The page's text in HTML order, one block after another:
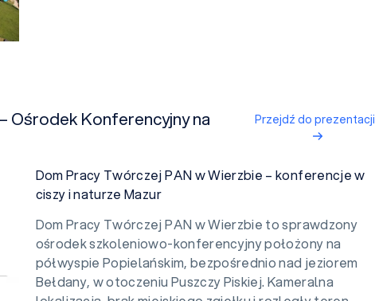
Ośrodek Konferencyjny na
Przejdź do prezentacji
Dom Pracy Twórczej PAN w Wierzbie – konferencje w
ciszy i naturze Mazur
Dom Pracy Twórczej PAN w Wierzbie to sprawdzony
ośrodek szkoleniowo-konferencyjny położony na
półwyspie Popielańskim, bezpośrednio nad jeziorem
Bełdany, w otoczeniu Puszczy Piskiej. Kameralna